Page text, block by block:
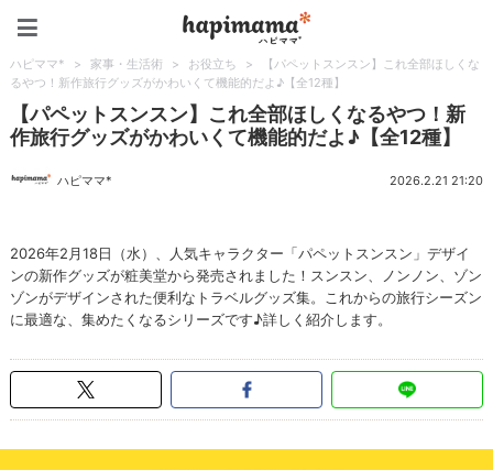
ハピママ* > 家事・生活術 > お役立ち >
【パペットスンスン】これ全部ほしくな
るやつ！新作旅行グッズがかわいくて機能的だよ♪【全12種】
【パペットスンスン】これ全部ほしくなるやつ！新
作旅行グッズがかわいくて機能的だよ♪【全12種】
ハピママ* 2026.2.21 21:20
2026年2月18日（水）、人気キャラクター「パペットスンスン」デザイ
ンの新作グッズが粧美堂から発売されました！スンスン、ノンノン、ゾン
ゾンがデザインされた便利なトラベルグッズ集。これからの旅行シーズン
に最適な、集めたくなるシリーズです♪詳しく紹介します。